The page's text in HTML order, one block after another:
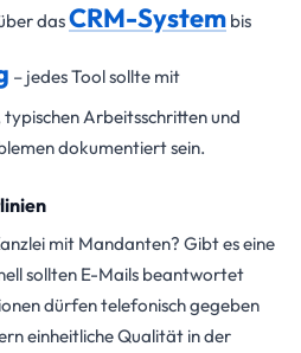
dasCRM-System bis
– jedes Tool sollte mit
Arbeitsschritten und
dokumentiert sein.
mit Mandanten? Gibt es eine
sollten E-Mails beantwortet
dürfen telefonisch gegeben
einheitliche Qualität in der